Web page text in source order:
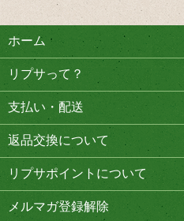
ホーム
リプサって？
支払い・配送
返品交換について
リプサポイントについて
メルマガ登録解除